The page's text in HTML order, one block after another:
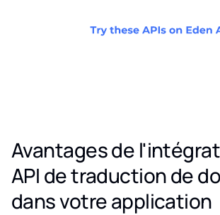
Avantages de
API de traduction de
dans votre application